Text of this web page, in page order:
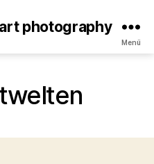
photography
Menü